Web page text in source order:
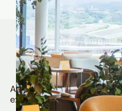
Quem é
muito
Aproveite todos os
exclusivas da sua Conta